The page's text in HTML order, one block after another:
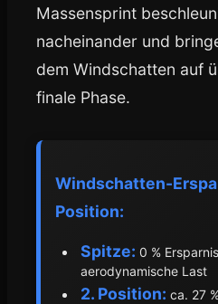
Massensprint
nacheinander und
dem Windschatten auf
finale Phase.
Windschatten-
Position:
Spitze: 0 %
aerodynamische Last
2. Position: ca. 27